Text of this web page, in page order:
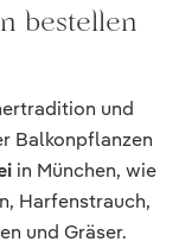
bestellen
und
Balkonpflanzen
in München, wie
Harfenstrauch,
und Gräser.